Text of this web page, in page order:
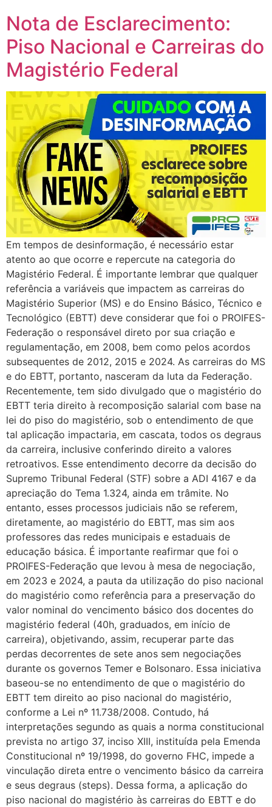
Nota de Esclarecimento:
Piso Nacional e Carreiras do
Magistério Federal
Em tempos de desinformação, é necessário estar
atento ao que ocorre e repercute na categoria do
Magistério Federal. É importante lembrar que qualquer
referência a variáveis que impactem as carreiras do
Magistério Superior (MS) e do Ensino Básico, Técnico e
Tecnológico (EBTT) deve considerar que foi o PROIFES-
Federação o responsável direto por sua criação e
regulamentação, em 2008, bem como pelos acordos
subsequentes de 2012, 2015 e 2024. As carreiras do MS
e do EBTT, portanto, nasceram da luta da Federação.
Recentemente, tem sido divulgado que o magistério do
EBTT teria direito à recomposição salarial com base na
lei do piso do magistério, sob o entendimento de que
tal aplicação impactaria, em cascata, todos os degraus
da carreira, inclusive conferindo direito a valores
retroativos. Esse entendimento decorre da decisão do
Supremo Tribunal Federal (STF) sobre a ADI 4167 e da
apreciação do Tema 1.324, ainda em trâmite. No
entanto, esses processos judiciais não se referem,
diretamente, ao magistério do EBTT, mas sim aos
professores das redes municipais e estaduais de
educação básica. É importante reafirmar que foi o
PROIFES-Federação que levou à mesa de negociação,
em 2023 e 2024, a pauta da utilização do piso nacional
do magistério como referência para a preservação do
valor nominal do vencimento básico dos docentes do
magistério federal (40h, graduados, em início de
carreira), objetivando, assim, recuperar parte das
perdas decorrentes de sete anos sem negociações
durante os governos Temer e Bolsonaro. Essa iniciativa
baseou-se no entendimento de que o magistério do
EBTT tem direito ao piso nacional do magistério,
conforme a Lei nº 11.738/2008. Contudo, há
interpretações segundo as quais a norma constitucional
prevista no artigo 37, inciso XIII, instituída pela Emenda
Constitucional nº 19/1998, do governo FHC, impede a
vinculação direta entre o vencimento básico da carreira
e seus degraus (steps). Dessa forma, a aplicação do
piso nacional do magistério às carreiras do EBTT e do